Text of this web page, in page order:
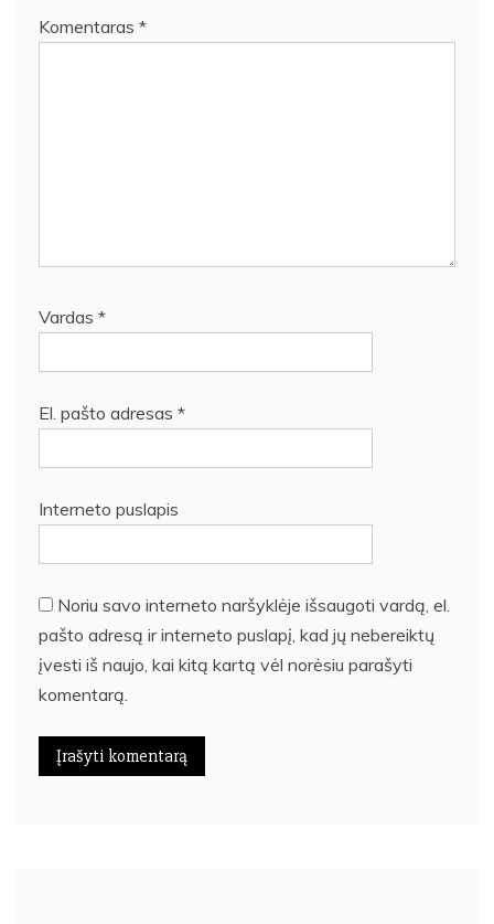
Komentaras *
Vardas *
El. pašto adresas *
Interneto puslapis
Noriu savo interneto naršyklėje išsaugoti vardą, el.
pašto adresą ir interneto puslapį, kad jų nebereiktų
įvesti iš naujo, kai kitą kartą vėl norėsiu parašyti
komentarą.